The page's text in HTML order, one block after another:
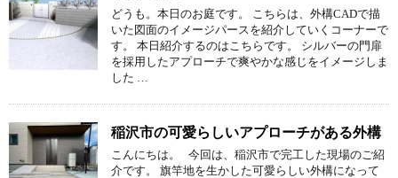
どうも。本日のお庭です。 こちらは、外構CADで描
いた図面のイメージパースを紹介していくコーナーで
す。 本日紹介するのはこちらです。 シルバーの門扉
を採用したアプローチで爽やかな感じをイメージしま
した …
稲沢市の可愛らしいアプローチがある外構
こんにちは。 今回は、稲沢市で完工した現場のご紹
介です。 旗竿地を生かした可愛らしい外構になって